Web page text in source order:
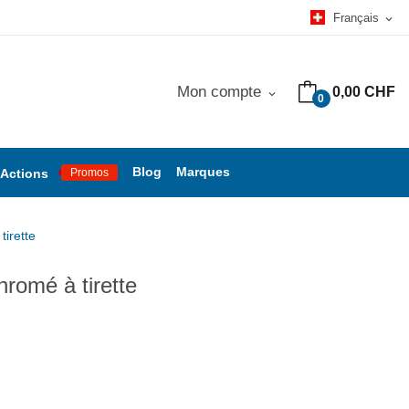
Français expand_more
0 0,00 CHF
Mon compte expand_more
Actions Promos Blog Marques
tirette
à tirette